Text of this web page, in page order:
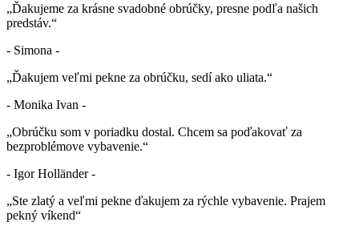
„Ďakujeme za krásne svadobné obrúčky, presne podľa našich
predstáv.“
- Simona -
„Ďakujem veľmi pekne za obrúčku, sedí ako uliata.“
- Monika Ivan -
„Obrúčku som v poriadku dostal. Chcem sa poďakovať za
bezproblémove vybavenie.“
- Igor Holländer -
„Ste zlatý a veľmi pekne ďakujem za rýchle vybavenie. Prajem
pekný víkend“